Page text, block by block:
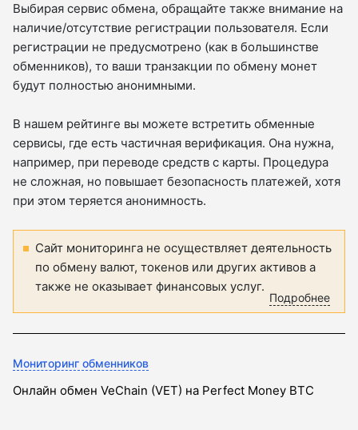
Выбирая сервис обмена, обращайте также внимание на
наличие/отсутствие регистрации пользователя. Если
регистрации не предусмотрено (как в большинстве
обменников), то ваши транзакции по обмену монет
будут полностью анонимными.
В нашем рейтинге вы можете встретить обменные
сервисы, где есть частичная верификация. Она нужна,
например, при переводе средств с карты. Процедура
не сложная, но повышает безопасность платежей, хотя
при этом теряется анонимность.
Сайт мониторинга не осуществляет деятельность
по обмену валют, токенов или других активов а
также не оказывает финансовых услуг.
Подробнее
Мониторинг обменников
Онлайн обмен VeChain (VET) на Perfect Money BTC